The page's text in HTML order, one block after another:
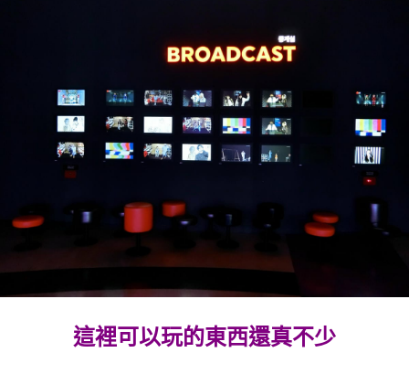
這裡可以玩的東西還真不少